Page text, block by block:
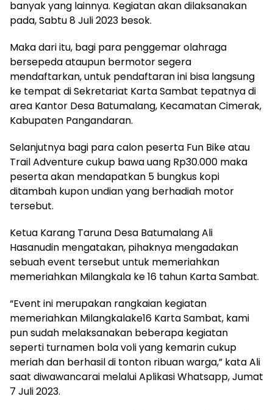
banyak yang lainnya. Kegiatan akan dilaksanakan
pada, Sabtu 8 Juli 2023 besok.
Maka dari itu, bagi para penggemar olahraga
bersepeda ataupun bermotor segera
mendaftarkan, untuk pendaftaran ini bisa langsung
ke tempat di Sekretariat Karta Sambat tepatnya di
area Kantor Desa Batumalang, Kecamatan Cimerak,
Kabupaten Pangandaran.
Selanjutnya bagi para calon peserta Fun Bike atau
Trail Adventure cukup bawa uang Rp30.000 maka
peserta akan mendapatkan 5 bungkus kopi
ditambah kupon undian yang berhadiah motor
tersebut.
Ketua Karang Taruna Desa Batumalang Ali
Hasanudin mengatakan, pihaknya mengadakan
sebuah event tersebut untuk memeriahkan
memeriahkan Milangkala ke 16 tahun Karta Sambat.
“Event ini merupakan rangkaian kegiatan
memeriahkan Milangkalake16 Karta Sambat, kami
pun sudah melaksanakan beberapa kegiatan
seperti turnamen bola voli yang kemarin cukup
meriah dan berhasil di tonton ribuan warga,” kata Ali
saat diwawancarai melalui Aplikasi Whatsapp, Jumat
7 Juli 2023.